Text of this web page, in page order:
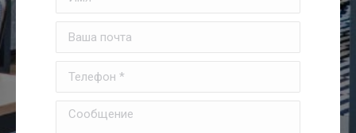
Ваша почта
Телефон *
Сообщение